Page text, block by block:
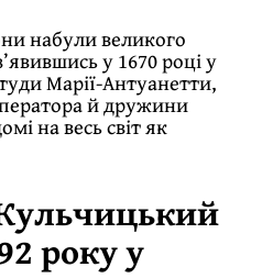
набули великого
у 1670 році у
Марії-Антуанетти,
й дружини
на весь світ як
року у